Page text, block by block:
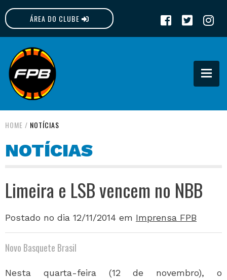
ÁREA DO CLUBE
FPB
HOME / NOTÍCIAS
NOTÍCIAS
Limeira e LSB vencem no NBB
Postado no dia 12/11/2014 em Imprensa FPB
Novo Basquete Brasil
Nesta quarta-feira (12 de novembro), o